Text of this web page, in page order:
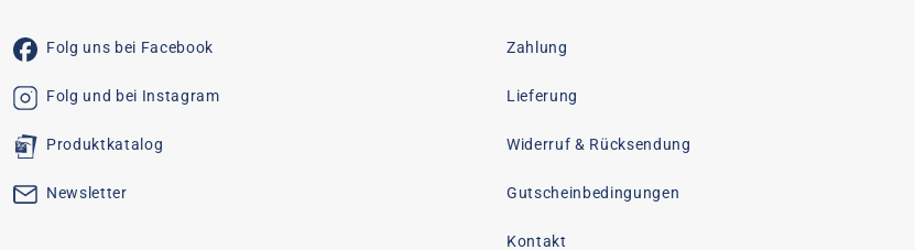
Folg uns bei Facebook
Folg und bei Instagram
Produktkatalog
Newsletter
Zahlung
Lieferung
Widerruf & Rücksendung
Gutscheinbedingungen
Kontakt